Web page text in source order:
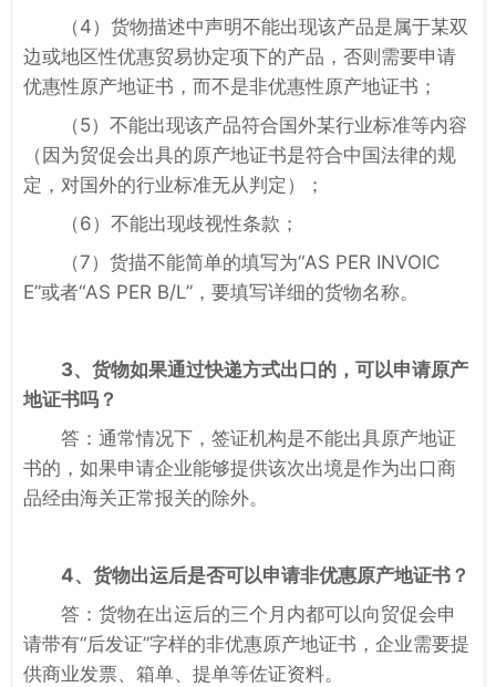
（4）货物描述中声明不能出现该产品是属于某双
边或地区性优惠贸易协定项下的产品，否则需要申请
优惠性原产地证书，而不是非优惠性原产地证书；
（5）不能出现该产品符合国外某行业标准等内容
（因为贸促会出具的原产地证书是符合中国法律的规
定，对国外的行业标准无从判定）；
（6）不能出现歧视性条款；
（7）货描不能简单的填写为“AS PER INVOIC
E”或者“AS PER B/L”，要填写详细的货物名称。
3、货物如果通过快递方式出口的，可以申请原产
地证书吗？
答：通常情况下，签证机构是不能出具原产地证
书的，如果申请企业能够提供该次出境是作为出口商
品经由海关正常报关的除外。
4、货物出运后是否可以申请非优惠原产地证书？
答：货物在出运后的三个月内都可以向贸促会申
请带有“后发证”字样的非优惠原产地证书，企业需要提
供商业发票、箱单、提单等佐证资料。